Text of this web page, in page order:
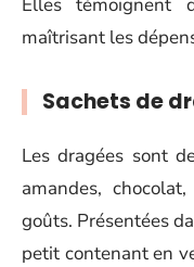
maîtrisant les
Sachets de
Les dragées sont
amandes,
goûts. Présentées
petit contenant en